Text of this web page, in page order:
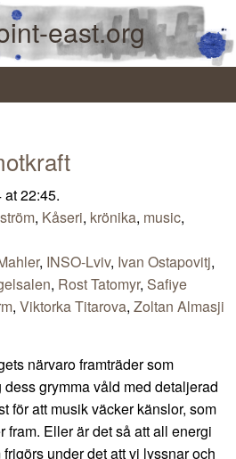
east.org
22:45.
, Kåseri, krönika, music,
, INSO-Lviv, Ivan Ostapovitj,
, Rost Tatomyr, Safiye
, Viktorka Titarova, Zoltan Almasji
närvaro framträder som
grymma våld med detaljerad
för att musik väcker känslor, som
fram. Eller är det så att all energi
under det att vi lyssnar och